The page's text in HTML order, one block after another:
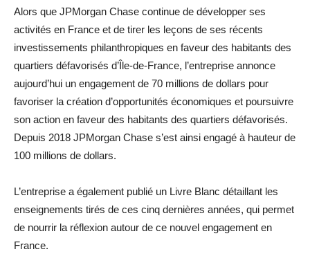
Alors que JPMorgan Chase continue de développer ses
activités en France et de tirer les leçons de ses récents
investissements philanthropiques en faveur des habitants des
quartiers défavorisés d’Île-de-France, l’entreprise annonce
aujourd’hui un engagement de 70 millions de dollars pour
favoriser la création d’opportunités économiques et poursuivre
son action en faveur des habitants des quartiers défavorisés.
Depuis 2018 JPMorgan Chase s’est ainsi engagé à hauteur de
100 millions de dollars.
L’entreprise a également publié un Livre Blanc détaillant les
enseignements tirés de ces cinq dernières années, qui permet
de nourrir la réflexion autour de ce nouvel engagement en
France.